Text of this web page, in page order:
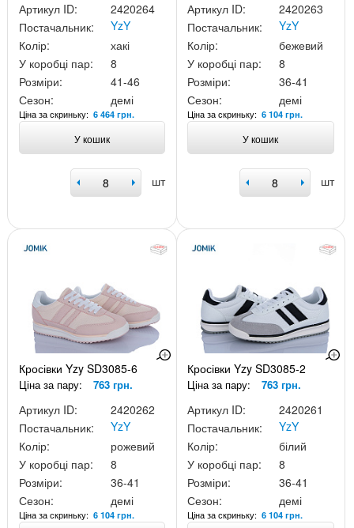
Артикул ID:
2420264
Постачальник:
YzY
Колір:
хакі
У коробці пар:
8
Розміри:
41-46
Сезон:
демі
Ціна за скриньку: 6 464 грн.
У кошик
шт
Артикул ID:
2420263
Постачальник:
YzY
Колір:
бежевий
У коробці пар:
8
Розміри:
36-41
Сезон:
демі
Ціна за скриньку:6 104 грн.
У кошик
шт
Кросівки Yzy SD3085-6
Ціна за пару: 763 грн.
Артикул ID:
2420262
Постачальник:
YzY
Колір:
рожевий
У коробці пар:
8
Розміри:
36-41
Сезон:
демі
Ціна за скриньку: 6 104 грн.
Кросівки Yzy SD3085-2
Ціна за пару: 763 грн.
Артикул ID:
2420261
Постачальник:
YzY
Колір:
білий
У коробці пар:
8
Розміри:
36-41
Сезон:
демі
Ціна за скриньку:6 104 грн.